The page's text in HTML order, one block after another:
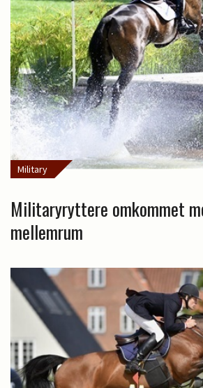
Military
Militaryryttere omkommet
mellemrum